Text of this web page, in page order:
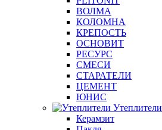
ВОЛМА
КОЛОМНА
КРЕПОСТЬ
ОСНОВИТ
РЕСУРС
СМЕСИ
СТАРАТЕЛИ
ЦЕМЕНТ
ЮНИС
Утеплители
Керамзит